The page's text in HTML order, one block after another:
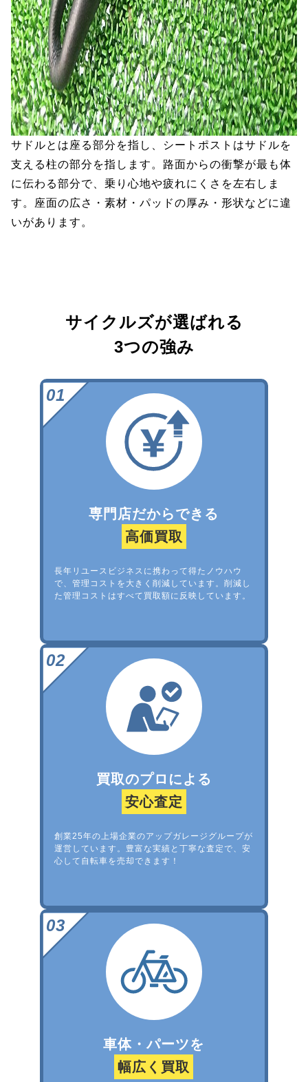
サドルとは座る部分を指し、シートポストはサドルを
支える柱の部分を指します。路面からの衝撃が最も体
に伝わる部分で、乗り心地や疲れにくさを左右しま
す。座面の広さ・素材・パッドの厚み・形状などに違
いがあります。
サイクルズが選ばれる
3つの強み
専門店だからできる
高価買取
長年リユースビジネスに携わって得たノウハウ
で、管理コストを大きく削減しています。削減し
た管理コストはすべて買取額に反映しています。
買取のプロによる
安心査定
創業25年の上場企業のアップガレージグループが
運営しています。豊富な実績と丁寧な査定で、安
心して自転車を売却できます！
車体・パーツを
幅広く買取